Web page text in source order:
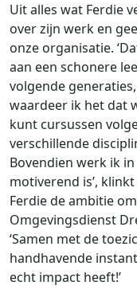
Uit alles wat Ferdie
over zijn werk en
onze organisatie.
aan een schonere
volgende
waardeer ik het dat
kunt cursussen
verschillende
Bovendien werk ik
motiverend is’,
Ferdie de ambitie
Omgevingsdienst
‘Samen met de
handhavende
echt impact heeft!’